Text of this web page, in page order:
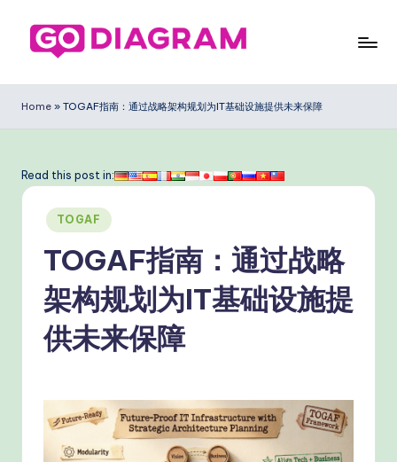
o
ia
g
ra
m
Si
m
pl
Home » TOGAF指南：通过战略架构规划为IT基础设施提供未来保障
Read this post in:
Posted
in
TOGAF
TOGAF指南：通过战略
架构规划为IT基础设施提
供未来保障